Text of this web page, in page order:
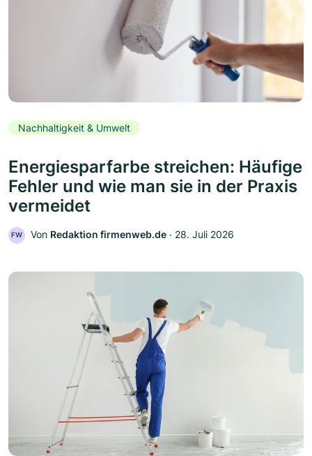
Nachhaltigkeit & Umwelt
Energiesparfarbe streichen: Häufige
Fehler und wie man sie in der Praxis
vermeidet
FW Von Redaktion firmenweb.de ‧ 28. Juli 2026